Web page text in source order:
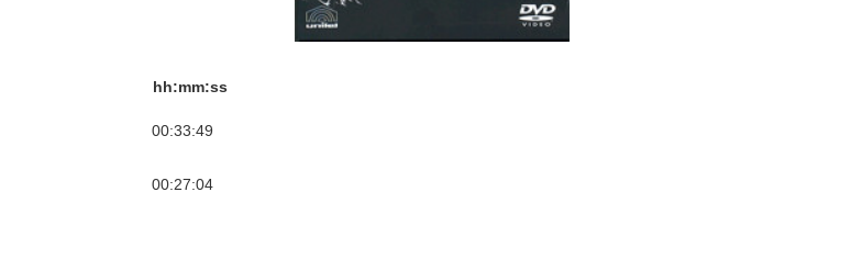
hh:mm:ss
00:33:49
00:27:04